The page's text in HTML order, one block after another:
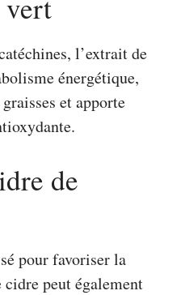
l’extrait de
énergétique,
et apporte
de
pour favoriser la
peut également